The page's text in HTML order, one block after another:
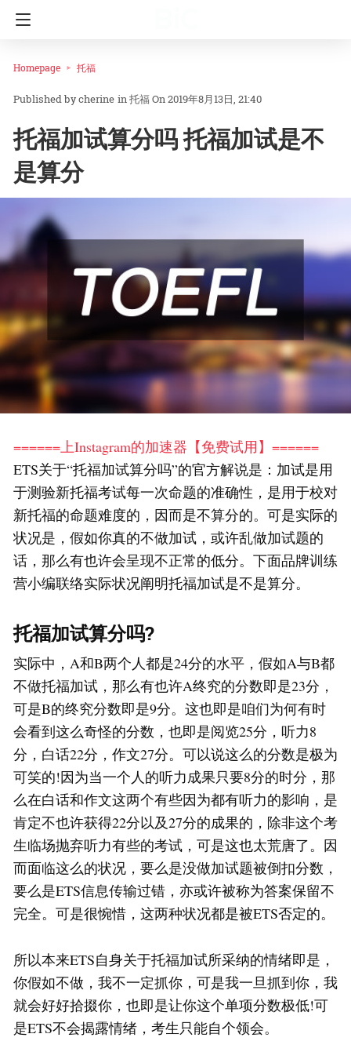
Homepage 托福
cherine in托福On 2019年8月13日, 21:40
托福加试算分吗 托福加试是不
是算分
======上Instagram的加速器【免费试用】======
ETS关于“托福加试算分吗”的官方解说是：加试是用
于测验新托福考试每一次命题的准确性，是用于校对
新托福的命题难度的，因而是不算分的。可是实际的
状况是，假如你真的不做加试，或许乱做加试题的
话，那么有也许会呈现不正常的低分。下面品牌训练
营小编联络实际状况阐明托福加试是不是算分。
托福加试算分吗?
实际中，A和B两个人都是24分的水平，假如A与B都
不做托福加试，那么有也许A终究的分数即是23分，
可是B的终究分数即是9分。这也即是咱们为何有时
会看到这么奇怪的分数，也即是阅览25分，听力8
分，白话22分，作文27分。可以说这么的分数是极为
可笑的!因为当一个人的听力成果只要8分的时分，那
么在白话和作文这两个有些因为都有听力的影响，是
肯定不也许获得22分以及27分的成果的，除非这个考
生临场抛弃听力有些的考试，可是这也太荒唐了。因
而面临这么的状况，要么是没做加试题被倒扣分数，
要么是ETS信息传输过错，亦或许被称为答案保留不
完全。可是很惋惜，这两种状况都是被ETS否定的。
所以本来ETS自身关于托福加试所采纳的情绪即是，
你假如不做，我不一定抓你，可是我一旦抓到你，我
就会好好拾掇你，也即是让你这个单项分数极低!可
是ETS不会揭露情绪，考生只能自个领会。